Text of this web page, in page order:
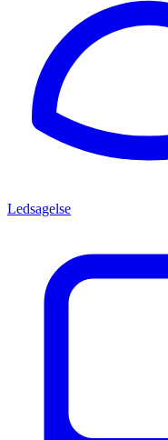
Ledsagelse